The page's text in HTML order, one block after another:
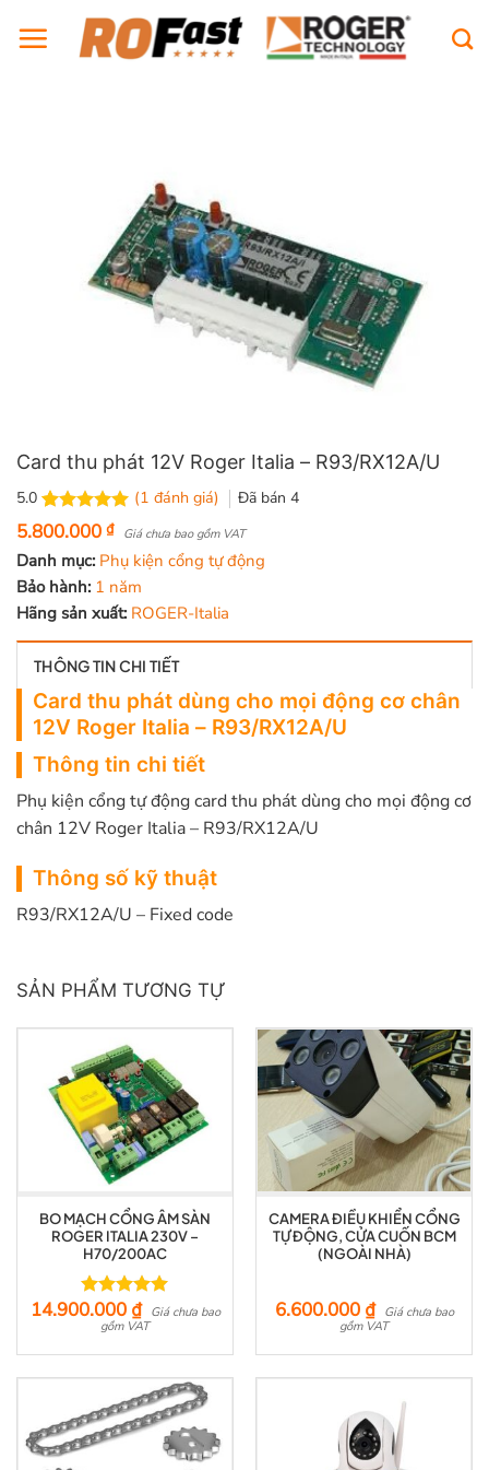
qua
Card thu phát 12V Roger Italia – R93/RX12A/U
5.0
5.0trên 5
dựa trên
1
đánh giá
(1 đánh giá) Đã bán 4
5.800.000 ₫ Giá chưa bao gồm VAT
Danh mục: Phụ kiện cổng tự động
Bảo hành: 1 năm
Hãng sản xuất: ROGER-Italia
THÔNG TIN CHI TIẾT
Card thu phát dùng cho mọi động cơ chân
12V Roger Italia – R93/RX12A/U
Thông tin chi tiết
Phụ kiện cổng tự động card thu phát dùng cho mọi động cơ
chân 12V Roger Italia – R93/RX12A/U
Thông số kỹ thuật
R93/RX12A/U – Fixed code
SẢN PHẨM TƯƠNG TỰ
BO MẠCH CỔNG ÂM SÀN
ROGER ITALIA 230V –
H70/200AC
Được xếp
hạng5.00
14.900.000 ₫
Giá chưa bao
gồm VAT
CAMERA ĐIỀU KHIỂN CỔNG
TỰ ĐỘNG, CỬA CUỐN BCM
(NGOÀI NHÀ)
6.600.000 ₫
Giá chưa bao
gồm VAT